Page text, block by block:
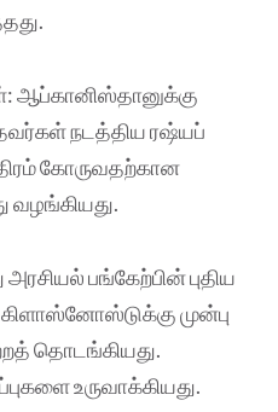
ஆப்கானிஸ்தானுக்கு
நடத்திய ரஷ்யப்
கோருவதற்கான
பங்கேற்பின் புதிய
முன்பு
தொடங்கியது.
உருவாக்கியது.